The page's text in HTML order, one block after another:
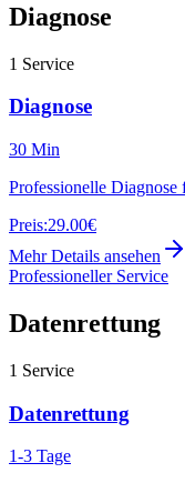
Diagnose
1 Service
Diagnose
30 Min
Professionelle Diagnose
Preis:29.00€
Mehr Details ansehen
Professioneller Service
Datenrettung
1 Service
Datenrettung
1-3 Tage